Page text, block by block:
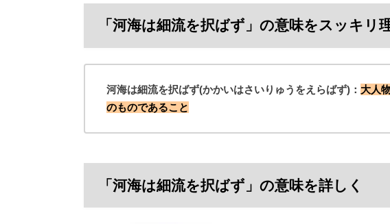
「河海は細流を択ばず」の意味をスッキリ
河海は細流を択ばず(かかいはさいりゅうをえらばず)： 大人
のものであること
「河海は細流を択ばず」の意味を詳しく